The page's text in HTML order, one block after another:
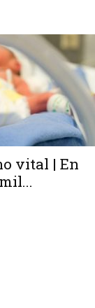
vital | En